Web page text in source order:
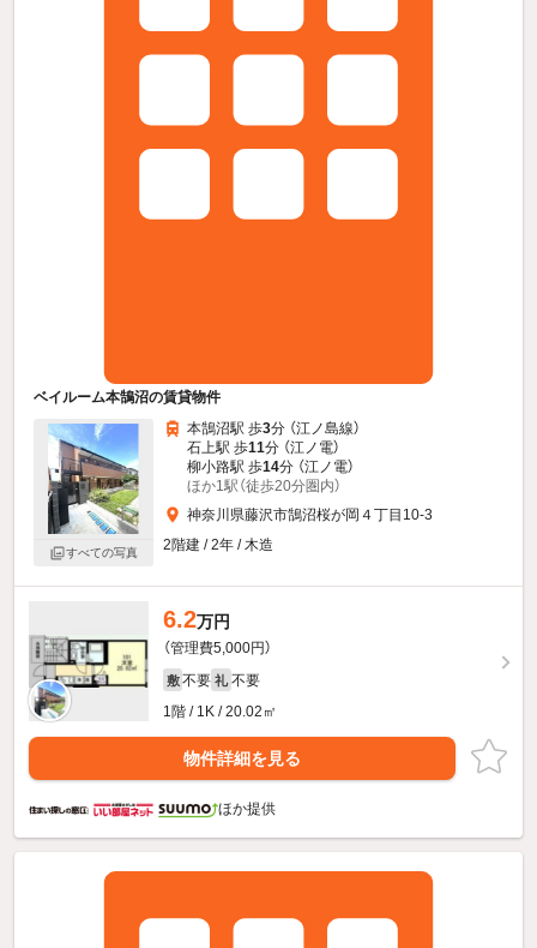
ベイルーム本鵠沼の賃貸物件
すべての写真
本鵠沼駅 歩3分 （江ノ島線）
石上駅 歩11分 （江ノ電）
柳小路駅 歩14分 （江ノ電）
ほか1駅（徒歩20分圏内）
神奈川県藤沢市鵠沼桜が岡４丁目10-3
2階建 / 2年 / 木造
6.2万円
（管理費5,000円）
敷 不要 礼 不要
1階 / 1K / 20.02㎡
物件詳細を見る
ほか提供